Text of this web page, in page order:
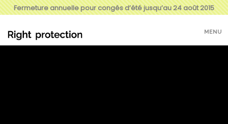
Fermeture annuelle pour congés d’été jusqu’au 24 août 2015
MENU